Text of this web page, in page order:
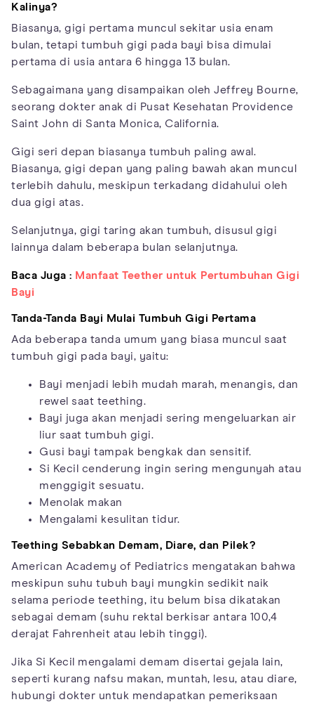
Kalinya?
Biasanya, gigi pertama muncul sekitar usia enam
bulan, tetapi tumbuh gigi pada bayi bisa dimulai
pertama di usia antara 6 hingga 13 bulan.
Sebagaimana yang disampaikan oleh Jeffrey Bourne,
seorang dokter anak di Pusat Kesehatan Providence
Saint John di Santa Monica, California.
Gigi seri depan biasanya tumbuh paling awal.
Biasanya, gigi depan yang paling bawah akan muncul
terlebih dahulu, meskipun terkadang didahului oleh
dua gigi atas.
Selanjutnya, gigi taring akan tumbuh, disusul gigi
lainnya dalam beberapa bulan selanjutnya.
Baca Juga : Manfaat Teether untuk Pertumbuhan Gigi
Bayi
Tanda-Tanda Bayi Mulai Tumbuh Gigi Pertama
Ada beberapa tanda umum yang biasa muncul saat
tumbuh gigi pada bayi, yaitu:
Bayi menjadi lebih mudah marah, menangis, dan
rewel saat teething.
Bayi juga akan menjadi sering mengeluarkan air
liur saat tumbuh gigi.
Gusi bayi tampak bengkak dan sensitif.
Si Kecil cenderung ingin sering mengunyah atau
menggigit sesuatu.
Menolak makan
Mengalami kesulitan tidur.
Teething Sebabkan Demam, Diare, dan Pilek?
American Academy of Pediatrics mengatakan bahwa
meskipun suhu tubuh bayi mungkin sedikit naik
selama periode teething, itu belum bisa dikatakan
sebagai demam (suhu rektal berkisar antara 100,4
derajat Fahrenheit atau lebih tinggi).
Jika Si Kecil mengalami demam disertai gejala lain,
seperti kurang nafsu makan, muntah, lesu, atau diare,
hubungi dokter untuk mendapatkan pemeriksaan